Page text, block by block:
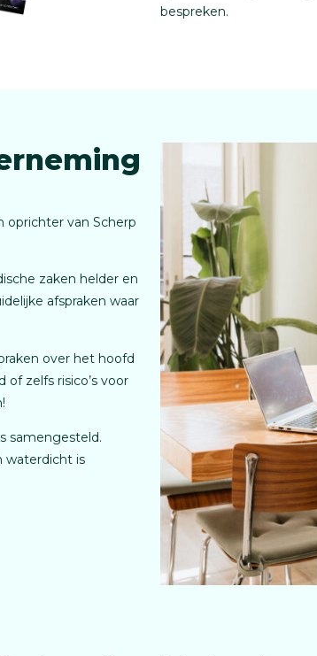
bespreken.
oprichter van Scherp
zaken helder en
afspraken waar
over het hoofd
zelfs risico’s voor
samengesteld.
waterdicht is